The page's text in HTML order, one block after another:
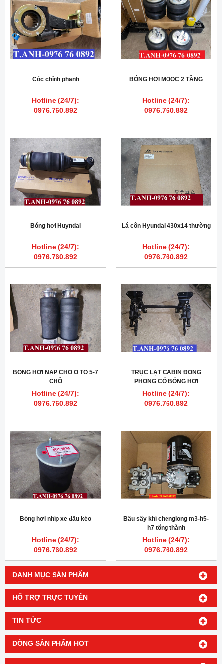
DANH MỤC SẢN PHẨM
HỔ TRỢ TRỰC TUYẾN
TIN TỨC
DÒNG SẢN PHẨM HOT
Cóc chỉnh phanh
Hotline (24/7):
0976.760.892
BÓNG HƠI MOOC 2 TẦNG
Hotline (24/7):
0976.760.892
Bóng hơi Huyndai
Hotline (24/7):
0976.760.892
Lá côn Hyundai 430x14 thường
Hotline (24/7):
0976.760.892
BÓNG HƠI NẮP CHO Ô TÔ 5-7
CHỖ
Hotline (24/7):
0976.760.892
TRỤC LẬT CABIN ĐÔNG
PHONG CÓ BÓNG HƠI
Hotline (24/7):
0976.760.892
Bóng hơi nhíp xe đầu kéo
Hotline (24/7):
0976.760.892
Bầu sấy khí chenglong m3-h5-
h7 tổng thành
Hotline (24/7):
0976.760.892